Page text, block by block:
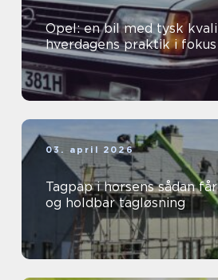
Opel: en bil med tysk
hverdagens praktik i fokus
03. april 2026
Tagpap i horsens sådan får du en stærk
og holdbar tagløsning